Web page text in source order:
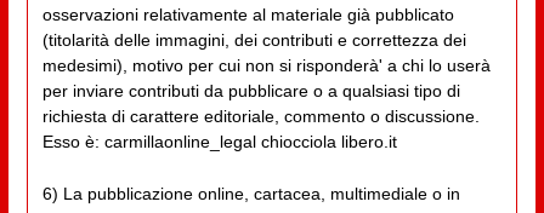
osservazioni relativamente al materiale già pubblicato
(titolarità delle immagini, dei contributi e correttezza dei
medesimi), motivo per cui non si risponderà' a chi lo userà
per inviare contributi da pubblicare o a qualsiasi tipo di
richiesta di carattere editoriale, commento o discussione.
Esso è: carmillaonline_legal chiocciola libero.it
6) La pubblicazione online, cartacea, multimediale o in